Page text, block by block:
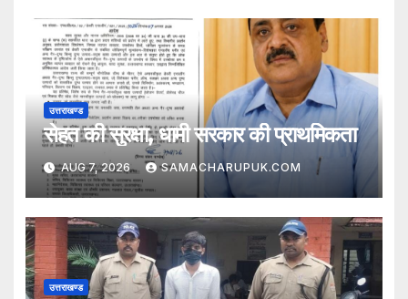
उत्तराखण्ड
सेहत की सुरक्षा, धामी सरकार की प्राथमिकता
AUG 7, 2026 SAMACHARUPUK.COM
उत्तराखण्ड